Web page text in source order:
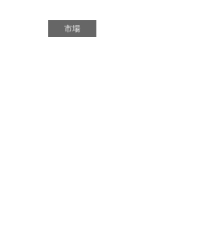
市場